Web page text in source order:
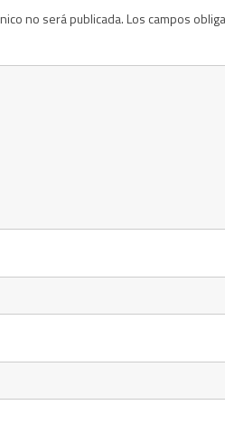
no será publicada.Los campos